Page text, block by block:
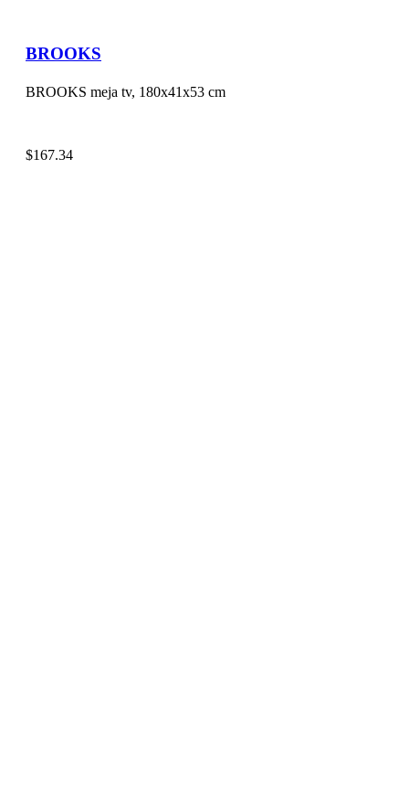
BROOKS
BROOKS meja tv, 180x41x53 cm
$167.34